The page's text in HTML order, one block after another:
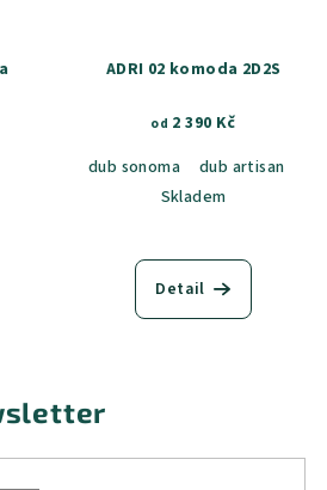
ADRI 02 komoda 2D2S
od 2 390 Kč
dub sonoma
dub artisan
Skladem
Detail